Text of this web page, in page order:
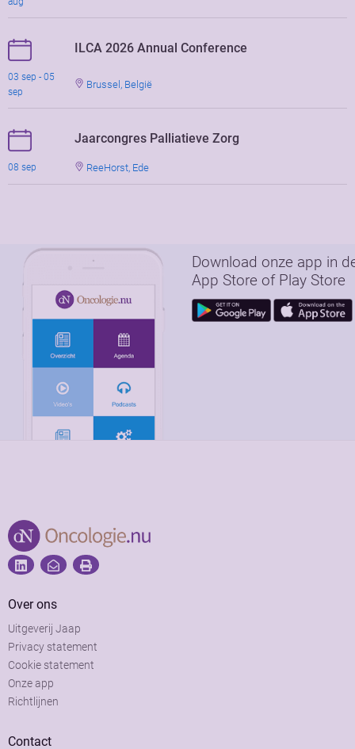
ILCA 2026 Annual Conference
03 sep - 05
sep
Brussel, België
Jaarcongres Palliatieve Zorg
08 sep ReeHorst, Ede
Download onze app in
App Store of Play Store
Over ons
Uitgeverij Jaap
Privacy statement
Cookie statement
Onze app
Richtlijnen
Contact